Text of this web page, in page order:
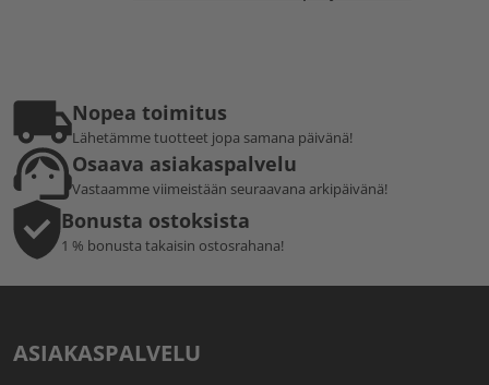
Nopea toimitus
Lähetämme tuotteet jopa samana päivänä!
Osaava asiakaspalvelu
Vastaamme viimeistään seuraavana arkipäivänä!
Bonusta ostoksista
1 % bonusta takaisin ostosrahana!
ASIAKASPALVELU